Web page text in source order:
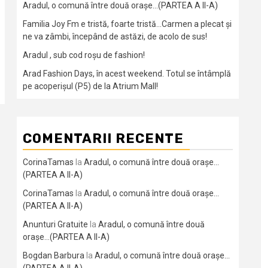
Aradul, o comună între două orașe…(PARTEA A II-A)
Familia Joy Fm e tristă, foarte tristă…Carmen a plecat și
ne va zâmbi, începând de astăzi, de acolo de sus!
Aradul , sub cod roșu de fashion!
Arad Fashion Days, în acest weekend. Totul se întâmplă
pe acoperișul (P5) de la Atrium Mall!
COMENTARII RECENTE
CorinaTamas la Aradul, o comună între două orașe…
(PARTEA A II-A)
CorinaTamas la Aradul, o comună între două orașe…
(PARTEA A II-A)
Anunturi Gratuite la Aradul, o comună între două
orașe…(PARTEA A II-A)
Bogdan Barbura la Aradul, o comună între două orașe…